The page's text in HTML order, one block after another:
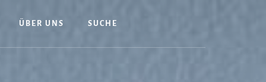
ÜBER UNS SUCHE